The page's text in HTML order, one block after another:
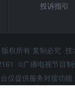
投诉指引
权所有 复制必究 技
©广播电视节目
仅提供服务对接功